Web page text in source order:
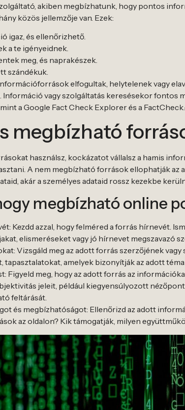
akiben megbízhatunk, hogy pontos
közös jellemzője van. Ezek:
igaz, és ellenőrizhető.
a te igényeidnek.
meg, és naprakészek.
szándékuk.
elfogultak, helytelenek vagy
Információ vagy szolgáltatás keresésekor fontos
a Google Fact Check Explorer és a
megbízható
használsz, kockázatot vállalsz a hamis
A nem megbízható források ellophatják az
akár a személyes adataid rossz kezekbe
megbízható online
Kezdd azzal, hogy felméred a forrás hírnevét.
elismeréseket vagy jó hírnevet megszavazó
Vizsgáld meg az adott forrás szerzőjének
tapasztalatokat, amelyek bizonyítják az adott
Figyeld meg, hogy az adott forrás az
jeleit, például kiegyensúlyozott
feltárását.
és megbízhatóságot: Ellenőrizd az adott
az oldalon? Kik támogatják, milyen